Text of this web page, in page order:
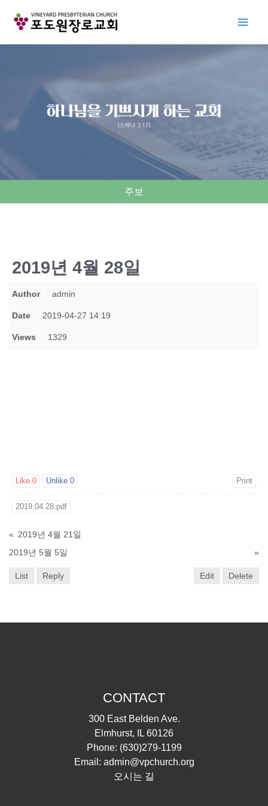
주보
2019년 4월 28일
Author admin
Date 2019-04-27 14:19
Views 1329
Like 0 Unlike 0 Print
2019.04.28.pdf
« 2019년 4월 21일
2019년 5월 5일
»
List Reply Edit Delete
CONTACT
300 East Belden Ave.
Elmhurst, IL 60126
Phone: (630)279-1199
Email: admin@vpchurch.org
오시는 길